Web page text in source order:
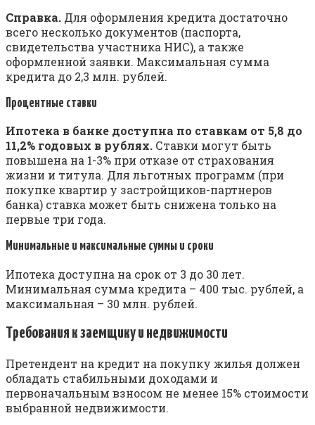
Справка. Для оформления кредита достаточно
всего несколько документов (паспорта,
свидетельства участника НИС), а также
оформленной заявки. Максимальная сумма
кредита до 2,3 млн. рублей.
Процентные ставки
Ипотека в банке доступна по ставкам от 5,8 до
11,2% годовых в рублях. Ставки могут быть
повышена на 1-3% при отказе от страхования
жизни и титула. Для льготных программ (при
покупке квартир у застройщиков-партнеров
банка) ставка может быть снижена только на
первые три года.
Минимальные и максимальные суммы и сроки
Ипотека доступна на срок от 3 до 30 лет.
Минимальная сумма кредита – 400 тыс. рублей, а
максимальная – 30 млн. рублей.
Требования к заемщику и недвижимости
Претендент на кредит на покупку жилья должен
обладать стабильными доходами и
первоначальным взносом не менее 15% стоимости
выбранной недвижимости.